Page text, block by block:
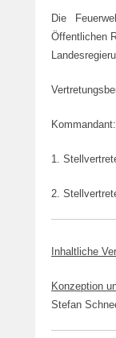
e
1
v
n
i
h
a
r
Die
Öffentlichen
1.
2.
Inhaltliche
Konzeption
Stefan